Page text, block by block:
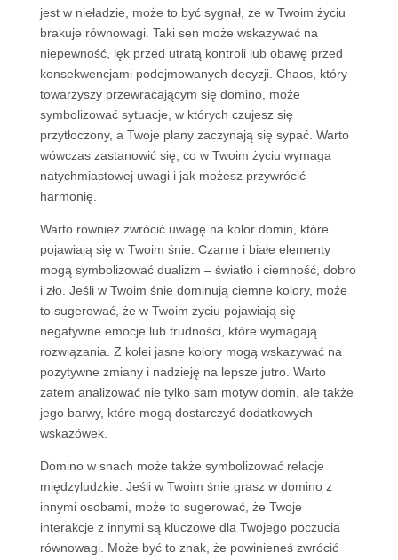
jest w nieładzie, może to być sygnał, że w Twoim życiu
brakuje równowagi. Taki sen może wskazywać na
niepewność, lęk przed utratą kontroli lub obawę przed
konsekwencjami podejmowanych decyzji. Chaos, który
towarzyszy przewracającym się domino, może
symbolizować sytuacje, w których czujesz się
przytłoczony, a Twoje plany zaczynają się sypać. Warto
wówczas zastanowić się, co w Twoim życiu wymaga
natychmiastowej uwagi i jak możesz przywrócić
harmonię.
Warto również zwrócić uwagę na kolor domin, które
pojawiają się w Twoim śnie. Czarne i białe elementy
mogą symbolizować dualizm – światło i ciemność, dobro
i zło. Jeśli w Twoim śnie dominują ciemne kolory, może
to sugerować, że w Twoim życiu pojawiają się
negatywne emocje lub trudności, które wymagają
rozwiązania. Z kolei jasne kolory mogą wskazywać na
pozytywne zmiany i nadzieję na lepsze jutro. Warto
zatem analizować nie tylko sam motyw domin, ale także
jego barwy, które mogą dostarczyć dodatkowych
wskazówek.
Domino w snach może także symbolizować relacje
międzyludzkie. Jeśli w Twoim śnie grasz w domino z
innymi osobami, może to sugerować, że Twoje
interakcje z innymi są kluczowe dla Twojego poczucia
równowagi. Może być to znak, że powinieneś zwrócić